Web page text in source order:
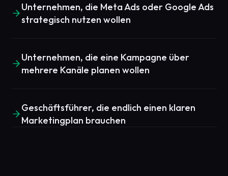
Unternehmen, die Meta Ads oder Google Ads
strategisch nutzen wollen
Unternehmen, die eine Kampagne über
mehrere Kanäle planen wollen
Geschäftsführer, die endlich einen klaren
Marketingplan brauchen